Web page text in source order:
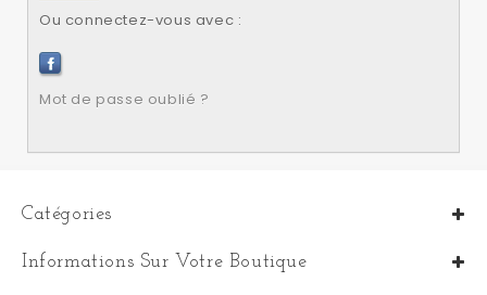
Ou connectez-vous avec :
Mot de passe oublié ?
Catégories
Informations Sur Votre Boutique